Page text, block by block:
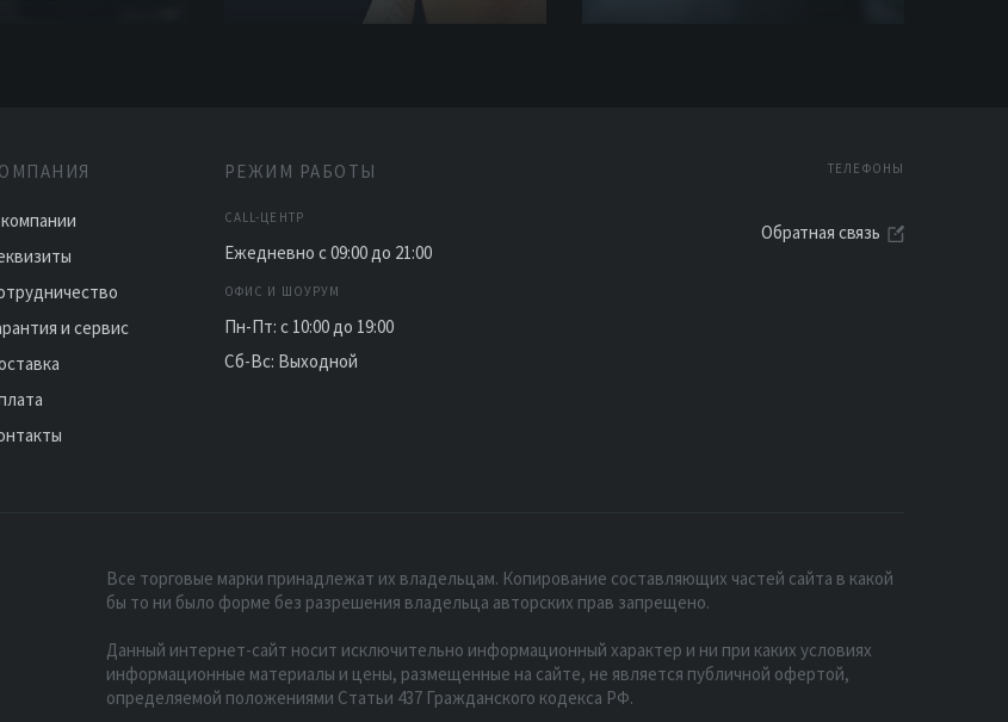
и сервис
РЕЖИМ РАБОТЫ
CALL-ЦЕНТР
Ежедневно с 09:00 до 21:00
ОФИС И ШОУРУМ
Пн-Пт: с 10:00 до 19:00
Сб-Вс: Выходной
ТЕЛЕФОНЫ
Обратная связь
Все торговые марки принадлежат их владельцам. Копирование составляющих частей сайта в какой
бы то ни было форме без разрешения владельца авторских прав запрещено.
Данный интернет-сайт носит исключительно информационный характер и ни при каких условиях
информационные материалы и цены, размещенные на сайте, не является публичной офертой,
определяемой положениями Статьи 437 Гражданского кодекса РФ.